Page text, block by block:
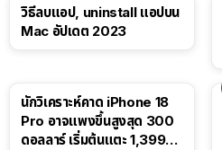
วิธีลบแอป, uninstall แอปบน
Mac อัปเดต 2023
นักวิเคราะห์คาด iPhone 18
Pro อาจแพงขึ้นสูงสุด 300
ดอลลาร์ เริ่มต้นแตะ 1,399